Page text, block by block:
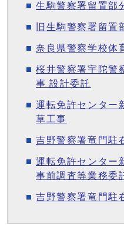
生駒警察署留置部
旧生駒警察署留置
奈良県警察学校体
桜井警察署宇陀警
事 設計委託
運転免許センター
草工事
吉野警察署竜門駐
運転免許センター
事前調査等業務委
吉野警察署竜門駐